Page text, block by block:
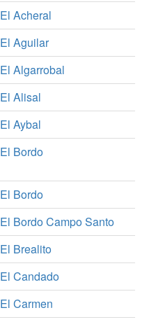
El Acheral
El Aguilar
El Algarrobal
El Alisal
El Aybal
El Bordo
El Bordo
El Bordo Campo Santo
El Brealito
El Candado
El Carmen